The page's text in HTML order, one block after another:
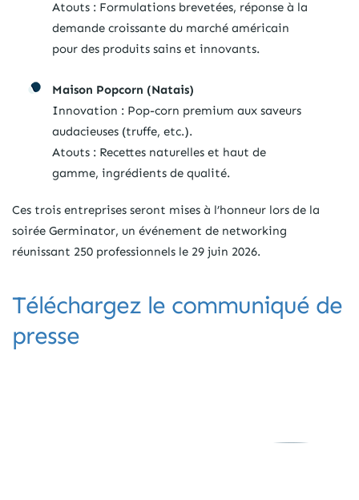
Atouts : Formulations brevetées, réponse à la
demande croissante du marché américain
pour des produits sains et innovants.
Maison Popcorn (Natais)
Innovation : Pop-corn premium aux saveurs
audacieuses (truffe, etc.).
Atouts : Recettes naturelles et haut de
gamme, ingrédients de qualité.
Ces trois entreprises seront mises à l’honneur lors de la
soirée Germinator, un événement de networking
réunissant 250 professionnels le 29 juin 2026.
Téléchargez le communiqué de
presse